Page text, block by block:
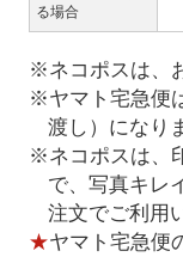
る場合
※ネコポスは、
※ヤマト宅急便
渡し）になり
※ネコポスは、
で、写真キレ
注文でご利用
★ヤマト宅急便